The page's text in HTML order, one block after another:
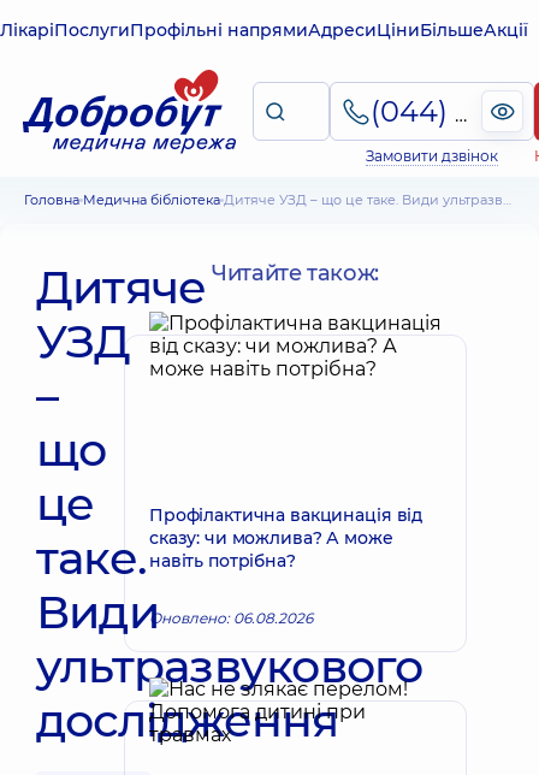
ЛікаріПослугиПрофільні напрямиАдресиЦіниБільшеАкції
(044) 495-2-888
Замовити дзвінок
Головна Медична бібліотека Дитяче УЗД – що це таке. Види ультразвукового дослідження
Дитяче
УЗД
–
що
це
таке.
Види
ультразвукового
дослідження
Читайте також:
Профілактична вакцинація від
сказу: чи можлива? А може
навіть потрібна?
Оновлено: 06.08.2026